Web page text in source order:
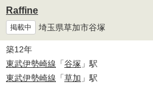
Raffine
掲載中 埼玉県草加市谷塚
築12年
東武伊勢崎線 「谷塚 」駅
東武伊勢崎線 「草加 」駅